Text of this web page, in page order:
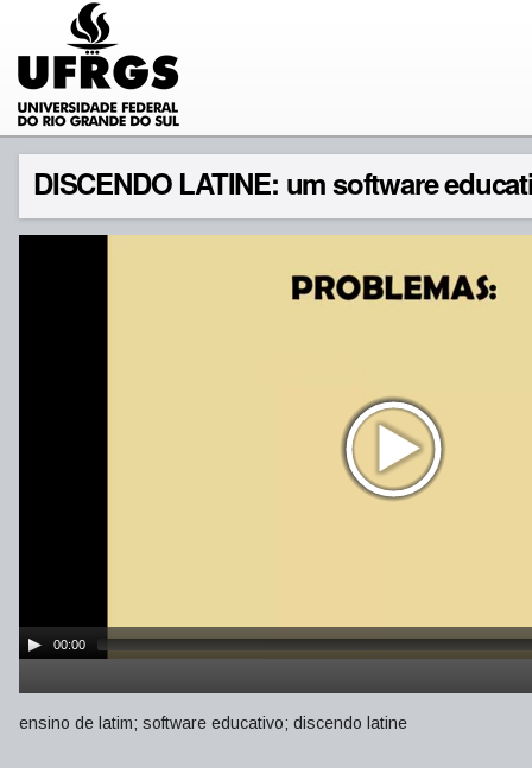
DISCENDO LATINE: um software
00:00
ensino de latim; software educativo; discendo latine